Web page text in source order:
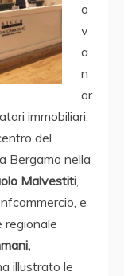
o
v
a
n
or
immobiliari,
del
Bergamo nella
Malvestiti,
e
regionale
illustrato le